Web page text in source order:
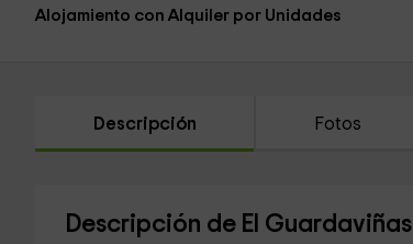
Alojamiento con Alquiler por Unidades
Descripción Fotos
Descripción de El Guardaviñas